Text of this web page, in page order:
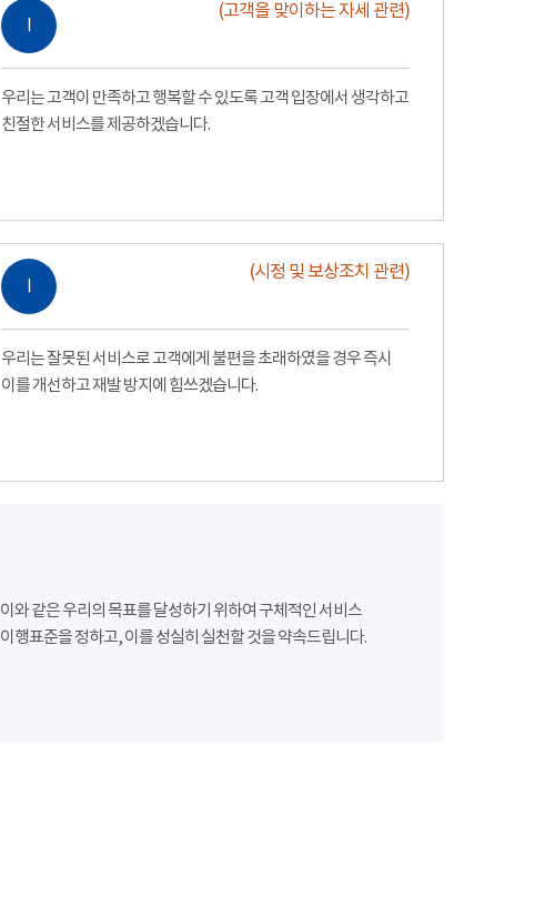
Ⅰ
(고객을 맞이하는 자세 관련)
우리는 고객이 만족하고 행복할 수 있도록 고객 입장에서 생각하고
친절한 서비스를 제공하겠습니다.
Ⅰ
(시정 및 보상조치 관련)
우리는 잘못된 서비스로 고객에게 불편을 초래하였을 경우 즉시
이를 개선하고 재발 방지에 힘쓰겠습니다.
이와 같은 우리의 목표를 달성하기 위하여 구체적인 서비스
이행표준을 정하고, 이를 성실히 실천할 것을 약속드립니다.